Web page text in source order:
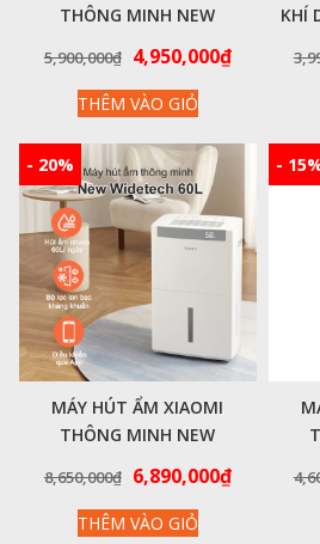
THÔNG MINH NEW
5,900,000₫ Giá
là:
5,900,000₫.
4,950,000₫Giá
là:
THÊM VÀO GIỎ
KHÍ
- 20%
MÁY HÚT ẨM XIAOMI
THÔNG MINH NEW
8,650,000₫ Giá
là:
6,890,000₫Giá
THÊM VÀO GIỎ
-